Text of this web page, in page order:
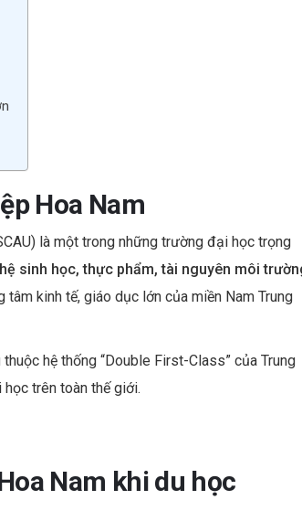
Hoa Nam
là một trong những trường đại học trọng
sinh học, thực phẩm, tài nguyên môi
kinh tế, giáo dục lớn của miền Nam Trung
hệ thống “Double First-Class” của Trung
trên toàn thế giới.
Nam khi du học